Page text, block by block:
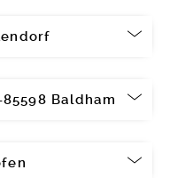
Baldham